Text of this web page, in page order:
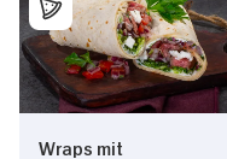
Wraps mit